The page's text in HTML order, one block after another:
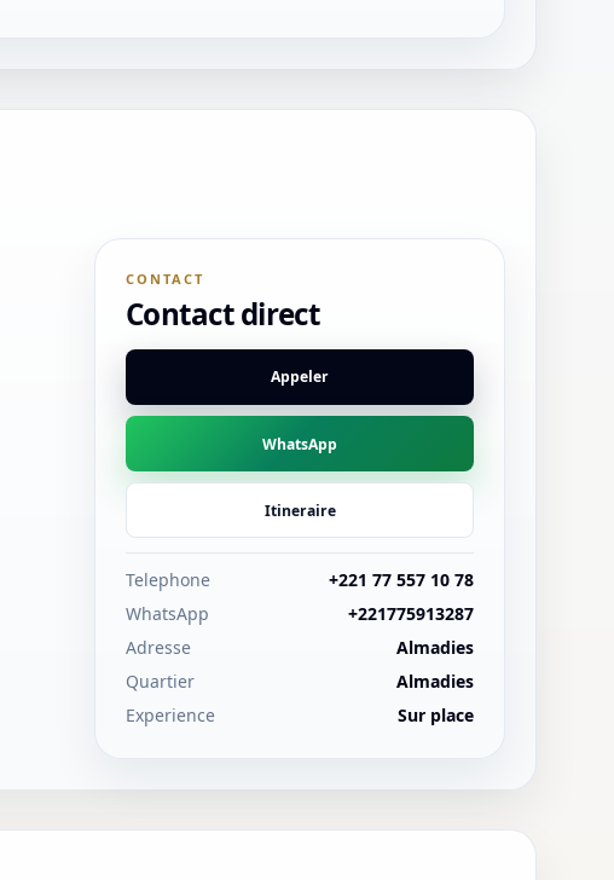
CONTACT
Contact direct
Appeler
WhatsApp
Itineraire
Telephone
+221 77 557 10 78
WhatsApp
+221775913287
Adresse
Almadies
Quartier
Almadies
Experience
Sur place